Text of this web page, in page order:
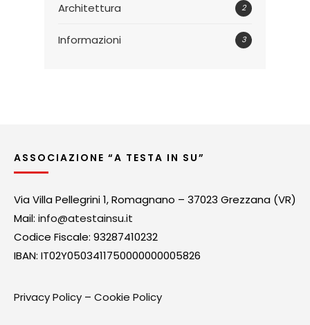
Architettura 2
Informazioni 3
ASSOCIAZIONE “A TESTA IN SU”
Via Villa Pellegrini 1, Romagnano – 37023 Grezzana (VR)
Mail: info@atestainsu.it
Codice Fiscale: 93287410232
IBAN: IT02Y0503411750000000005826
Privacy Policy – Cookie Policy